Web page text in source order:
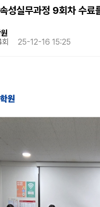
성실무과정 9회차 수
25-12-16 15:25